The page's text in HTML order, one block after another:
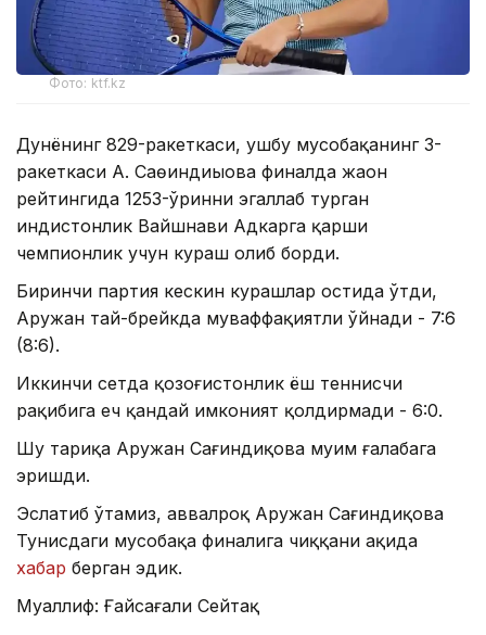
Фото: ktf.kz
Дунёнинг 829-ракеткаси, ушбу мусобақанинг 3-
ракеткаси А. Саөиндиыова финалда жаҳон
рейтингида 1253-ўринни эгаллаб турган
ҳиндистонлик Вайшнави Адкарга қарши
чемпионлик учун кураш олиб борди.
Биринчи партия кескин курашлар остида ўтди,
Аружан тай-брейкда муваффақиятли ўйнади - 7:6
(8:6).
Иккинчи сетда қозоғистонлик ёш теннисчи
рақибига ҳеч қандай имконият қолдирмади - 6:0.
Шу тариқа Аружан Сағиндиқова муҳим ғалабага
эришди.
Эслатиб ўтамиз, аввалроқ Аружан Сағиндиқова
Тунисдаги мусобақа финалига чиққани ҳақида
хабар берган эдик.
Муаллиф: Ғайсағали Сейтақ